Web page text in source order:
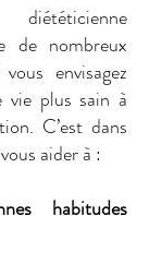
de nombreux
envisagez
vie plus sain à
C’est dans
aider à :
habitudes